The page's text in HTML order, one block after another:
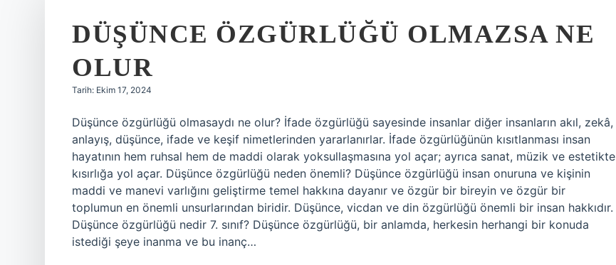
DÜŞÜNCE ÖZGÜRLÜĞÜ OLMAZSA NE
OLUR
Tarih: Ekim 17, 2024
Düşünce özgürlüğü olmasaydı ne olur? İfade özgürlüğü sayesinde insanlar diğer insanların akıl, zekâ,
anlayış, düşünce, ifade ve keşif nimetlerinden yararlanırlar. İfade özgürlüğünün kısıtlanması insan
hayatının hem ruhsal hem de maddi olarak yoksullaşmasına yol açar; ayrıca sanat, müzik ve estetikte
kısırlığa yol açar. Düşünce özgürlüğü neden önemli? Düşünce özgürlüğü insan onuruna ve kişinin
maddi ve manevi varlığını geliştirme temel hakkına dayanır ve özgür bir bireyin ve özgür bir
toplumun en önemli unsurlarından biridir. Düşünce, vicdan ve din özgürlüğü önemli bir insan hakkıdır.
Düşünce özgürlüğü nedir 7. sınıf? Düşünce özgürlüğü, bir anlamda, herkesin herhangi bir konuda
istediği şeye inanma ve bu inanç…